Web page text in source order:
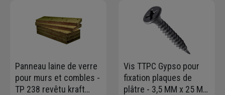
Panneau laine de verre
pour murs et combles -
TP 238 revêtu kraft
Vis TTPC Gypso pour
fixation plaques de
plâtre - 3,5 MM x 25 MM